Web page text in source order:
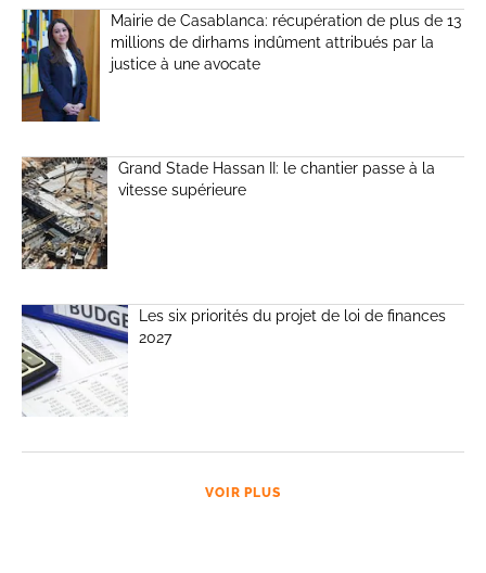
Mairie de Casablanca: récupération de plus de 13
millions de dirhams indûment attribués par la
justice à une avocate
Grand Stade Hassan II: le chantier passe à la
vitesse supérieure
Les six priorités du projet de loi de finances
2027
VOIR PLUS